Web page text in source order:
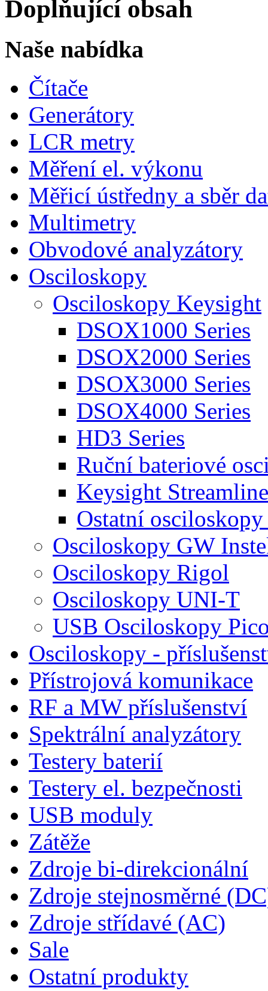
Doplňující obsah
Naše nabídka
Čítače
Generátory
LCR metry
Měření el. výkonu
Měřicí ústředny a sběr
Multimetry
Obvodové analyzátory
Osciloskopy
Osciloskopy Keysight
DSOX1000 Series
DSOX2000 Series
DSOX3000 Series
DSOX4000 Series
HD3 Series
Ruční bateriové
Keysight
Ostatní
Osciloskopy GW
Osciloskopy Rigol
Osciloskopy UNI-T
USB Osciloskopy
Osciloskopy -
Přístrojová komunikace
RF a MW příslušenství
Spektrální analyzátory
Testery baterií
Testery el. bezpečnosti
USB moduly
Zátěže
Zdroje bi-direkcionální
Zdroje stejnosměrné
Zdroje střídavé (AC)
Sale
Ostatní produkty